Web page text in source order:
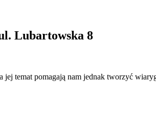
Lubartowska 8
temat pomagają nam jednak tworzyć